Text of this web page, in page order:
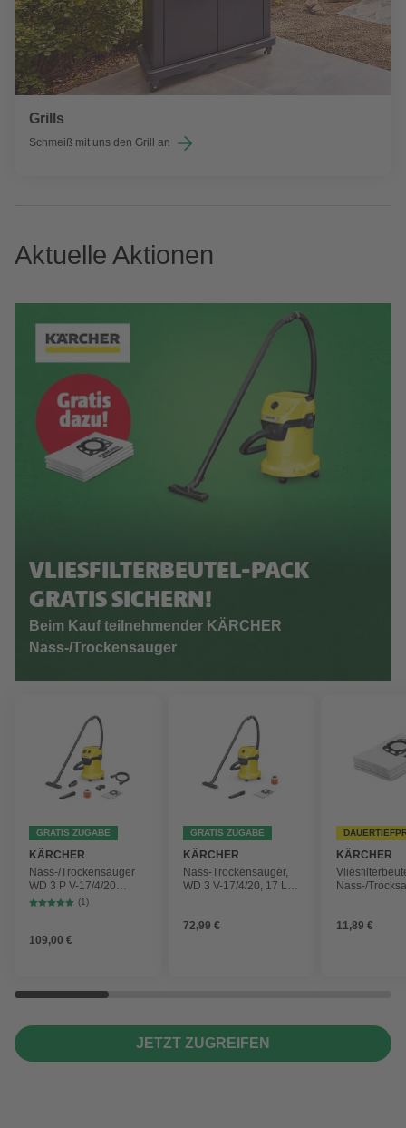
Grills
Schmeiß mit uns den Grill an
Aktuelle Aktionen
VLIESFILTERBEUTEL-PACK
GRATIS SICHERN!
Beim Kauf teilnehmender KÄRCHER
Nass-/Trockensauger
GRATIS ZUGABE
KÄRCHER
Nass-/Trockensauger
WD 3 P V-17/4/20
Workshop mit
(1)
109,00 €
GRATIS ZUGABE
KÄRCHER
Nass-Trockensauger,
WD 3 V-17/4/20, 17 L,
72,99 €
KÄRCHER
Nass-/
4 Stück
11,89 €
JETZT ZUGREIFEN